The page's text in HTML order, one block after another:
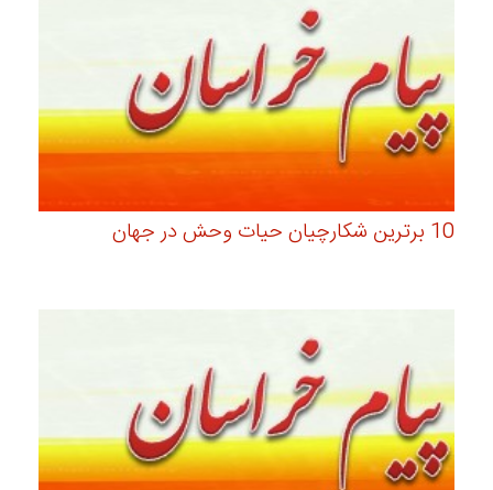
10 برترین شکارچیان حیات وحش در جهان